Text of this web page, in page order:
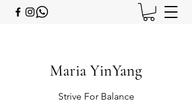
Maria YinYang
Strive For Balance